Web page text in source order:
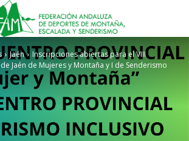
Jaén
Inscripciones abiertas para el VIII
Jaén de Mujeres y Montaña y I de Senderismo